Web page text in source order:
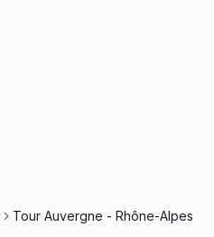
Tour Auvergne - Rhône-Alpes